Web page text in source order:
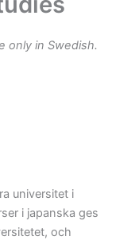
only in Swedish.
universitet i
i japanska ges
och